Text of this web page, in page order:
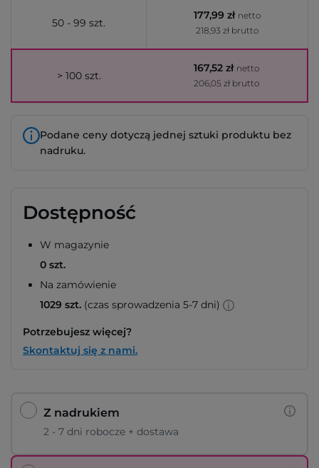
50 - 99 szt.
177,99 zł netto
218,93 zł brutto
> 100 szt.
167,52 zł netto
206,05 zł brutto
Podane ceny dotyczą jednej sztuki produktu bez
nadruku.
Dostępność
W magazynie
0 szt.
Na zamówienie
1029 szt. (czas sprowadzenia 5-7 dni)
Potrzebujesz więcej?
Skontaktuj się z nami.
Z nadrukiem
2 - 7 dni robocze + dostawa